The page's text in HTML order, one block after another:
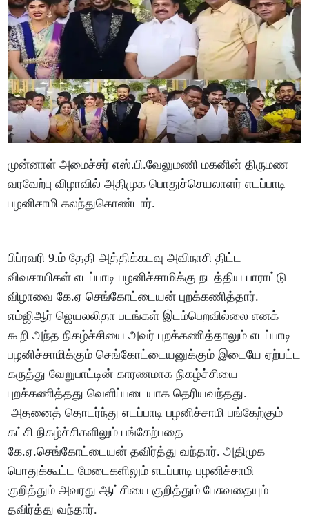
முன்னாள் அமைச்சர் எஸ்.பி.வேலுமணி மகனின் திருமண
வரவேற்பு விழாவில் அதிமுக பொதுச்செயலாளர் எடப்பாடி
பழனிசாமி கலந்துகொண்டார்.
பிப்ரவரி 9.ம் தேதி அத்திக்கடவு அவிநாசி திட்ட
விவசாயிகள் எடப்பாடி பழனிச்சாமிக்கு நடத்திய பாராட்டு
விழாவை கே.ஏ செங்கோட்டையன் புறக்கணித்தார்.
எம்ஜிஆர் ஜெயலலிதா படங்கள் இடம்பெறவில்லை எனக்
கூறி அந்த நிகழ்ச்சியை அவர் புறக்கணித்தாலும் எடப்பாடி
பழனிச்சாமிக்கும் செங்கோட்டையனுக்கும் இடையே ஏற்பட்ட
கருத்து வேறுபாட்டின் காரணமாக நிகழ்ச்சியை
புறக்கணித்தது வெளிப்படையாக தெரியவந்தது.
அதனைத் தொடர்ந்து எடப்பாடி பழனிச்சாமி பங்கேற்கும்
கட்சி நிகழ்ச்சிகளிலும் பங்கேற்பதை
கே.ஏ.செங்கோட்டையன் தவிர்த்து வந்தார். அதிமுக
பொதுக்கூட்ட மேடைகளிலும் எடப்பாடி பழனிச்சாமி
குறித்தும் அவரது ஆட்சியை குறித்தும் பேசுவதையும்
தவிர்த்து வந்தார்.